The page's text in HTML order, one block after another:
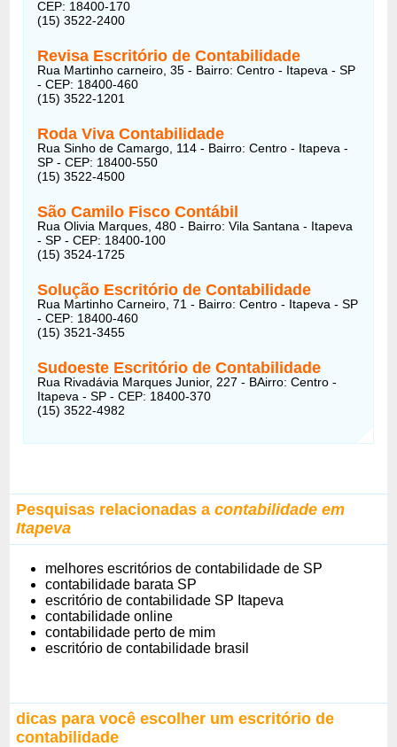
CEP: 18400-170
(15) 3522-2400
Revisa Escritório de Contabilidade
Rua Martinho carneiro, 35 - Bairro: Centro - Itapeva - SP
- CEP: 18400-460
(15) 3522-1201
Roda Viva Contabilidade
Rua Sinho de Camargo, 114 - Bairro: Centro - Itapeva -
SP - CEP: 18400-550
(15) 3522-4500
São Camilo Fisco Contábil
Rua Olivia Marques, 480 - Bairro: Vila Santana - Itapeva
- SP - CEP: 18400-100
(15) 3524-1725
Solução Escritório de Contabilidade
Rua Martinho Carneiro, 71 - Bairro: Centro - Itapeva - SP
- CEP: 18400-460
(15) 3521-3455
Sudoeste Escritório de Contabilidade
Rua Rivadávia Marques Junior, 227 - BAirro: Centro -
Itapeva - SP - CEP: 18400-370
(15) 3522-4982
Pesquisas relacionadas acontabilidade em
Itapeva
melhores escritórios de contabilidade de SP
contabilidade barata SP
escritório de contabilidade SP Itapeva
contabilidade online
contabilidade perto de mim
escritório de contabilidade brasil
dicas para você escolher um escritório de
contabilidade